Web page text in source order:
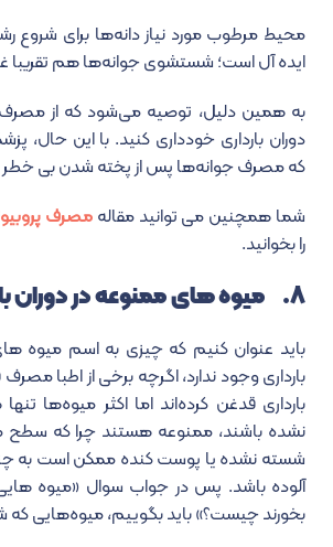
محیط مرطوب مورد نیاز دانه‌ها برای شروع
ایده آل است؛ شستشوی جوانه‌ها هم
به همین دلیل، توصیه می‌شود که از
دوران بارداری خودداری کنید. با این حال،
که مصرف جوانه‌ها پس از پخته شدن بی
شما همچنین می توانید مقاله مصرف
را بخوانید.
۸. میوه‌ های ممنوعه در دوران بارداری
باید عنوان کنیم که چیزی به اسم میوه
بارداری وجود ندارد، اگرچه برخی از اطبا
بارداری قدغن کرده‌اند اما اکثر میوه‌ها
نشده باشند، ممنوعه هستند چرا که سطح
شسته نشده یا پوست کنده ممکن است به
آلوده باشد. پس در جواب سوال «میوه هایی
بخورند چیست؟» باید بگوییم، میوه‌هایی